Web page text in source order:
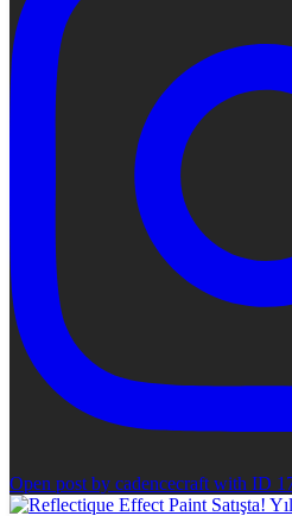
Open post by cadencecraft with ID